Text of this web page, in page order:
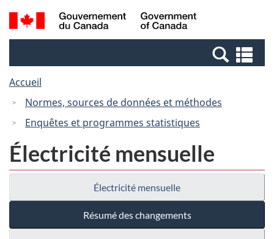
Passer
au
Passer
à
Canada
Recherche
et
et
Accueil
Normes, sources de données et méthodes
Enquêtes et programmes statistiques
Électricité mensuelle
Électricité mensuelle
Résumé des changements